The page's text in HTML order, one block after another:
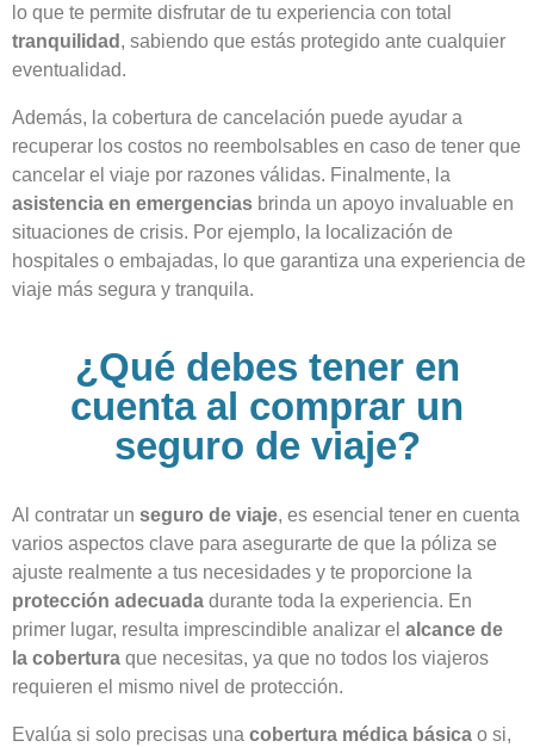
lo que te permite disfrutar de tu experiencia con total
tranquilidad , sabiendo que estás protegido ante cualquier
eventualidad.
Además, la cobertura de cancelación puede ayudar a
recuperar los costos no reembolsables en caso de tener que
cancelar el viaje por razones válidas. Finalmente, la
asistencia en emergencias brinda un apoyo invaluable en
situaciones de crisis. Por ejemplo, la localización de
hospitales o embajadas, lo que garantiza una experiencia de
viaje más segura y tranquila.
¿Qué debes tener en
cuenta al comprar un
seguro de viaje?
Al contratar un seguro de viaje, es esencial tener en cuenta
varios aspectos clave para asegurarte de que la póliza se
ajuste realmente a tus necesidades y te proporcione la
protección adecuada durante toda la experiencia. En
primer lugar, resulta imprescindible analizar el alcance de
la cobertura que necesitas, ya que no todos los viajeros
requieren el mismo nivel de protección.
Evalúa si solo precisas una cobertura médica básica o si,